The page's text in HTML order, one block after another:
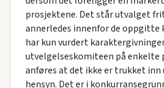
prosjektene. Det står utvalget
annerledes innenfor de
har kun vurdert
utvelgelseskomiteen på enkelte
anføres at det ikke er trukket
hensyn. Det er i